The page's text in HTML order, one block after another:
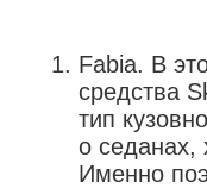
Fabia. В
средства
тип
о седанах,
Именно